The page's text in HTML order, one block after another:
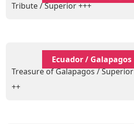
Tribute / Superior +++
Ecuador / Galapagos
Treasure of Galapagos / Superior
++